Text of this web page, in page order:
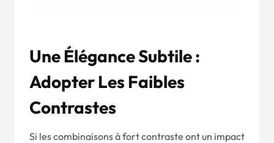
Une Élégance Subtile :
Adopter Les Faibles
Contrastes
Si les combinaisons à fort contraste ont un impact